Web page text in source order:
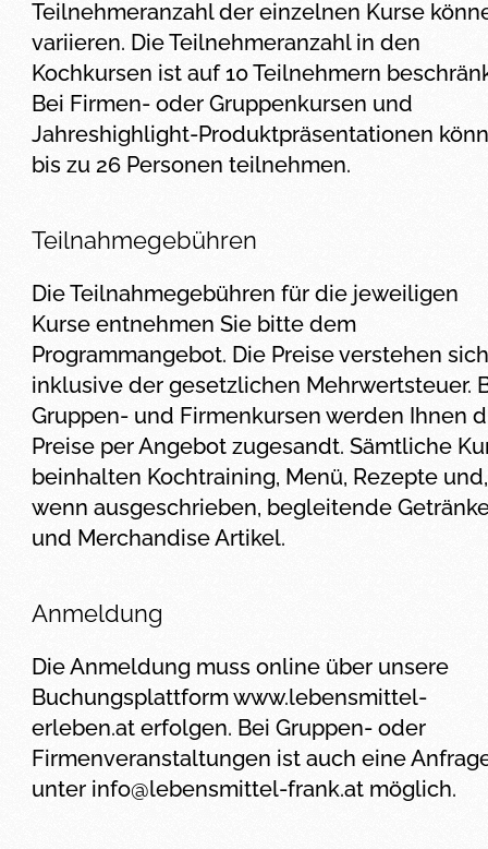
Teilnehmeranzahl der einzelnen Kurse
variieren. Die Teilnehmeranzahl in den
Kochkursen ist auf 10 Teilnehmern
Bei Firmen- oder Gruppenkursen und
Jahreshighlight-Produktpräsentationen
bis zu 26 Personen teilnehmen.
Teilnahmegebühren
Die Teilnahmegebühren für die jeweiligen
Kurse entnehmen Sie bitte dem
Programmangebot. Die Preise verstehen sich
inklusive der gesetzlichen Mehrwertsteuer.
Gruppen- und Firmenkursen werden Ihnen
Preise per Angebot zugesandt. Sämtliche
beinhalten Kochtraining, Menü, Rezepte und,
wenn ausgeschrieben, begleitende
und Merchandise Artikel.
Anmeldung
Die Anmeldung muss online über unsere
Buchungsplattform www.lebensmittel-
erleben.at erfolgen. Bei Gruppen- oder
Firmenveranstaltungen ist auch eine
unter info@lebensmittel-frank.atmöglich.